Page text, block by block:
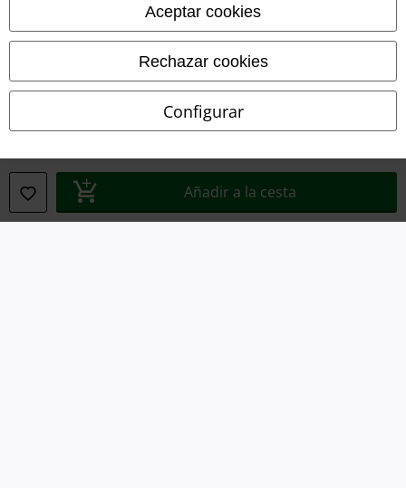
Aceptar cookies
Rechazar cookies
Configurar
Añadir a la cesta
Ley protección de datos
Declaración de Conformidad
Información sobre accesibilidad
Configuración Cookies
Cancelar pedido